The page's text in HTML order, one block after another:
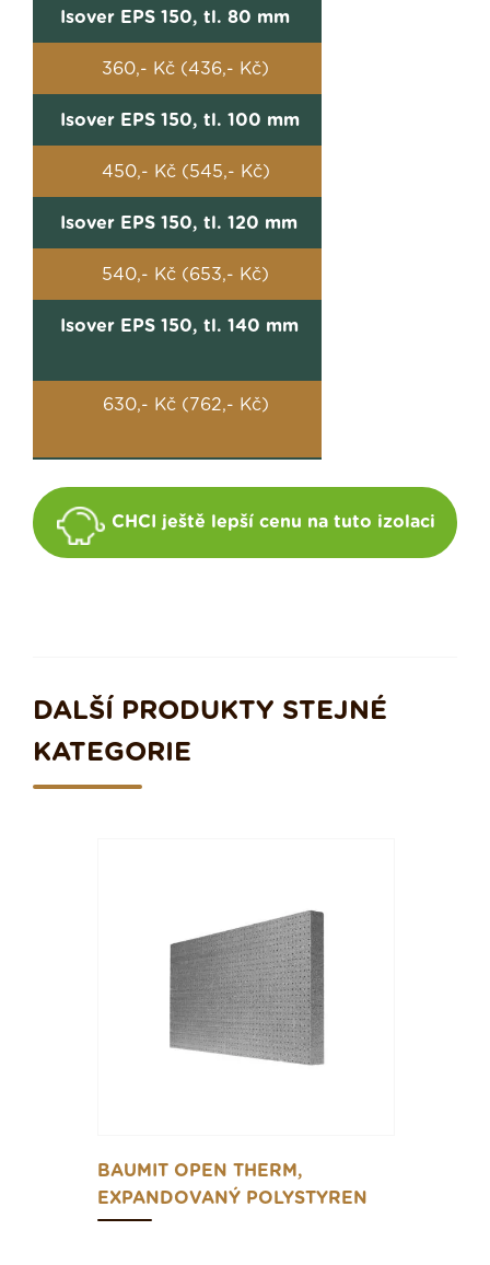
Isover EPS 150, tl. 80 mm
360,- Kč (436,- Kč)
Isover EPS 150, tl. 100 mm
450,- Kč (545,- Kč)
Isover EPS 150, tl. 120 mm
540,- Kč (653,- Kč)
Isover EPS 150, tl. 140 mm
630,- Kč (762,- Kč)
CHCI ještě lepší cenu na tuto izolaci
DALŠÍ PRODUKTY STEJNÉ
KATEGORIE
BAUMIT OPEN THERM,
EXPANDOVANÝ POLYSTYREN